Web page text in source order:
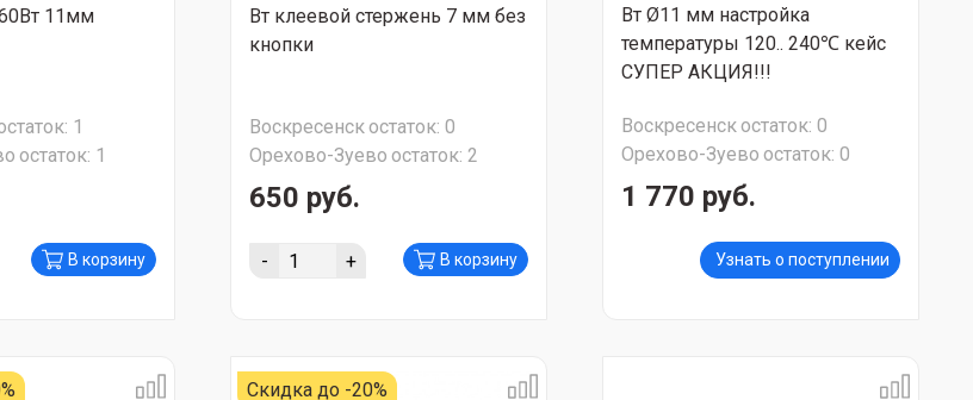
11мм
1
остаток: 1
В корзину
Вт клеевой стержень 7 мм без
кнопки
Воскресенскостаток: 0
Орехово-Зуево остаток: 2
650 руб.
- + В корзину
Вт Ø11 мм настройка
температуры 120.. 240℃ кейс
СУПЕР АКЦИЯ!!!
Воскресенскостаток: 0
Орехово-Зуево остаток: 0
1 770 руб.
Узнать о поступлении
Скидка до -20%